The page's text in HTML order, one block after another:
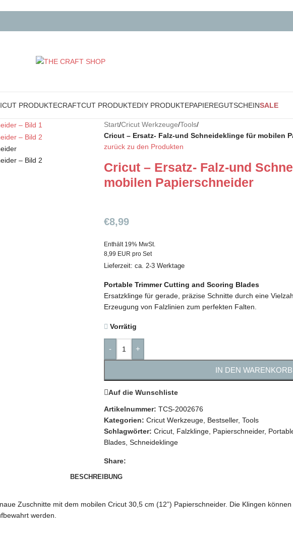
PRODUKTECRAFTCUT PRODUKTEDIY PRODUKTEPAPIEREGUTSCHEINSALE
Start/Cricut Werkzeuge/Tools/
Cricut – Ersatz- Falz-und Schneideklinge für mobilen
zurück zu den Produkten
Cricut – Ersatz- Falz-und
mobilen Papierschneider
€8,99
Enthält 19% MwSt.
8,99 EUR pro Set
Lieferzeit: ca. 2-3 Werktage
Portable Trimmer Cutting and Scoring Blades
Ersatzklinge für gerade, präzise Schnitte durch eine
Erzeugung von Falzlinien zum perfekten Falten.
Vorrätig
- +
IN DEN WARENKORB
Auf die Wunschliste
Artikelnummer: TCS-2002676
Kategorien: Cricut Werkzeuge, Bestseller, Tools
Schlagwörter: Cricut, Falzklinge, Papierschneider,
Blades, Schneideklinge
Share:
BESCHREIBUNG
Zuschnitte mit dem mobilen Cricut 30,5 cm (12”) Papierschneider. Die Klingen
werden.